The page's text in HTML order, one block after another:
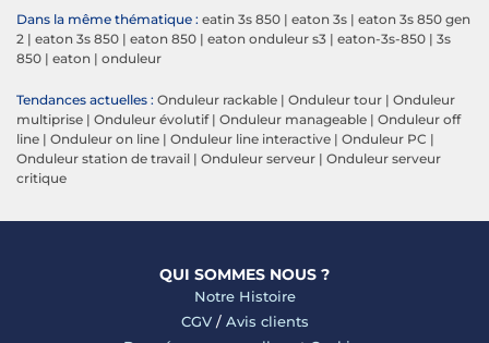
Dans la même thématique : eatin 3s 850 | eaton 3s | eaton 3s 850 gen
2 | eaton 3s 850 | eaton 850 | eaton onduleur s3 | eaton-3s-850 | 3s
850 | eaton | onduleur
Tendances actuelles : Onduleur rackable | Onduleur tour | Onduleur
multiprise | Onduleur évolutif| Onduleur manageable | Onduleur off
line | Onduleur on line | Onduleur line interactive | Onduleur PC |
Onduleur station de travail | Onduleur serveur | Onduleur serveur
critique
QUI SOMMES NOUS ?
Notre Histoire
CGV/ Avis clients